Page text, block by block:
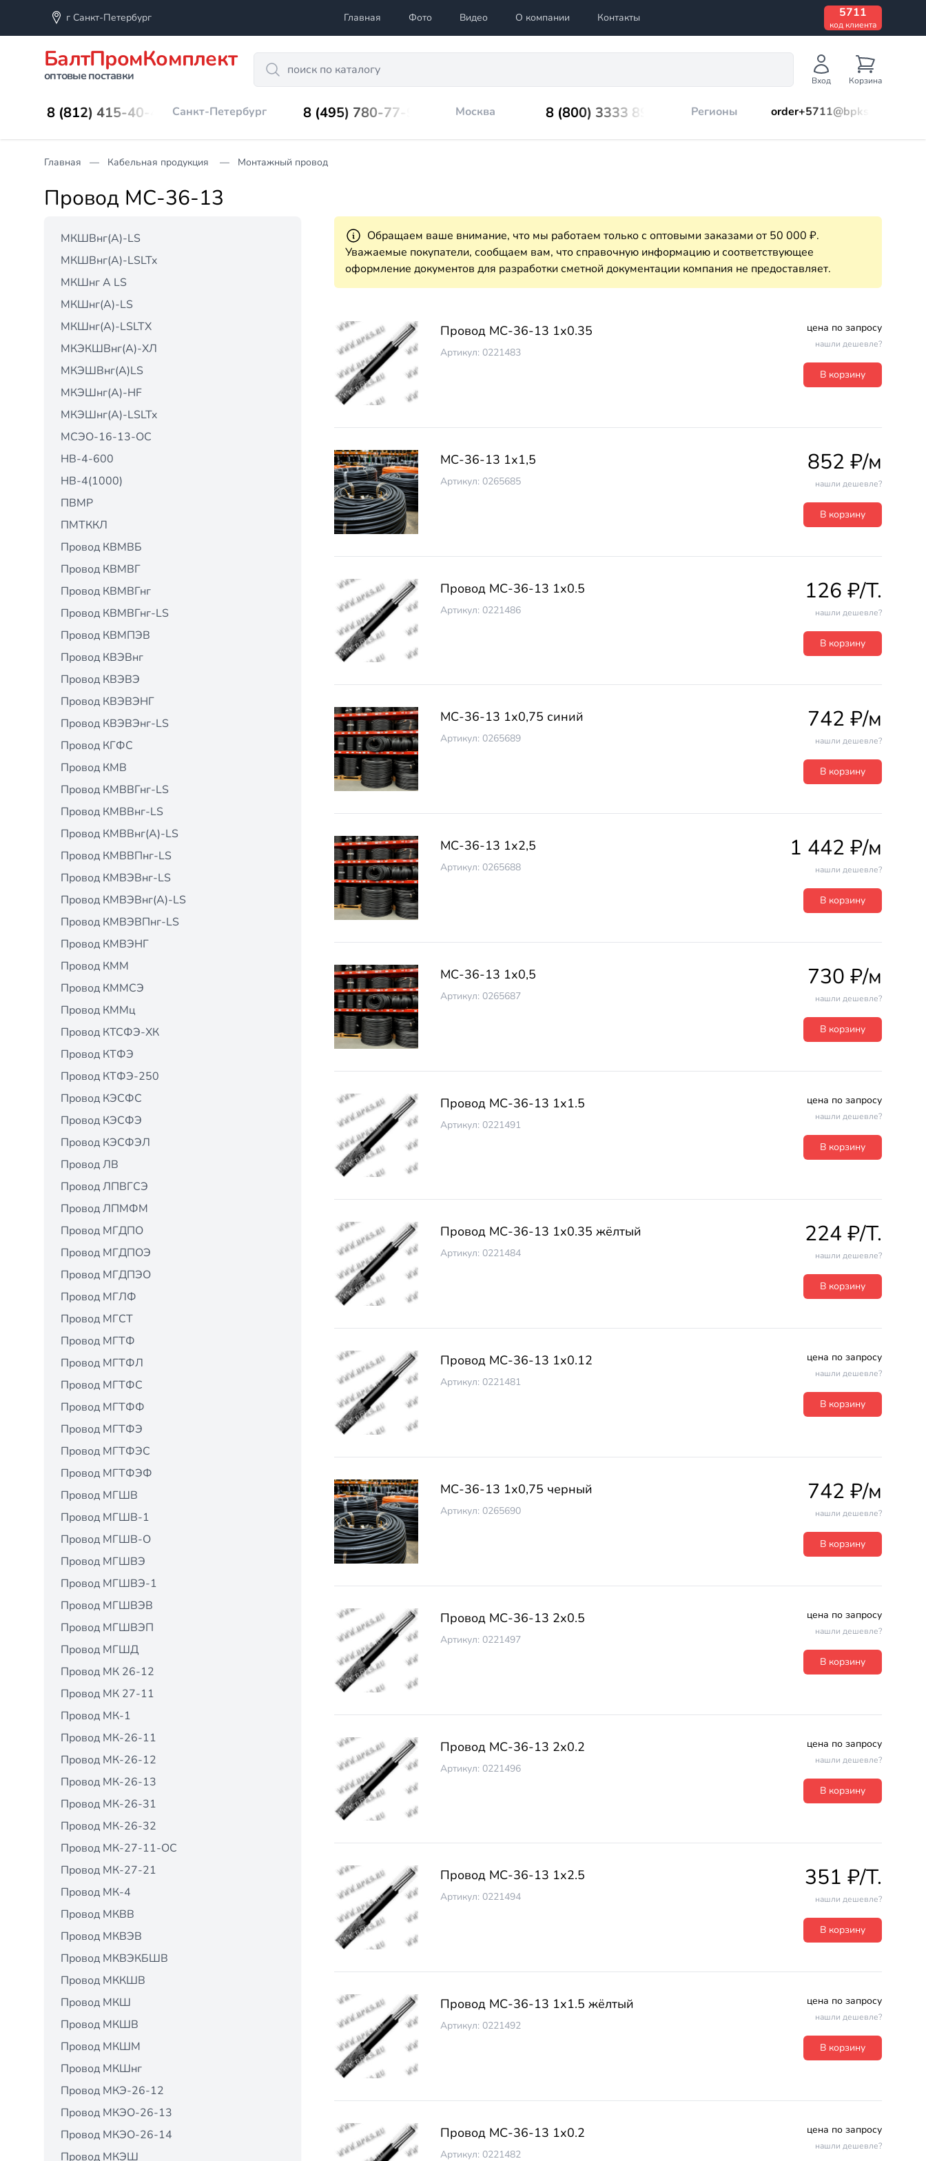
г Санкт-Петербург Главная Фото Видео О компании Контакты 5711
код клиента
БалтПромКомплект
оптовые поставки
Search
Вход Корзина
8 (812) 415-40-45 Санкт-Петербург 8 (495) 780-77-98 Москва 8 (800) 3333 899 Регионы order+5711@bpks.ru
Главная Кабельная продукция Монтажный провод
Провод МС-36-13
МКШВнг(А)-LS
МКШВнг(А)-LSLTx
МКШнг А LS
МКШнг(А)-LS
МКШнг(А)-LSLTX
МКЭКШВнг(А)-ХЛ
МКЭШВнг(А)LS
МКЭШнг(А)-HF
МКЭШнг(А)-LSLTx
МСЭО-16-13-ОС
НВ-4-600
НВ-4(1000)
ПВМР
ПМТККЛ
Провод КВМВБ
Провод КВМВГ
Провод КВМВГнг
Провод КВМВГнг-LS
Провод КВМПЭВ
Провод КВЭВнг
Провод КВЭВЭ
Провод КВЭВЭНГ
Провод КВЭВЭнг-LS
Провод КГФС
Провод КМВ
Провод КМВВГнг-LS
Провод КМВВнг-LS
Провод КМВВнг(А)-LS
Провод КМВВПнг-LS
Провод КМВЭВнг-LS
Провод КМВЭВнг(А)-LS
Провод КМВЭВПнг-LS
Провод КМВЭНГ
Провод КММ
Провод КММСЭ
Провод КММц
Провод КТСФЭ-ХК
Провод КТФЭ
Провод КТФЭ-250
Провод КЭСФС
Провод КЭСФЭ
Провод КЭСФЭЛ
Провод ЛВ
Провод ЛПВГСЭ
Провод ЛПМФМ
Провод МГДПО
Провод МГДПОЭ
Провод МГДПЭО
Провод МГЛФ
Провод МГСТ
Провод МГТФ
Провод МГТФЛ
Провод МГТФС
Провод МГТФФ
Провод МГТФЭ
Провод МГТФЭС
Провод МГТФЭФ
Провод МГШВ
Провод МГШВ-1
Провод МГШВ-О
Провод МГШВЭ
Провод МГШВЭ-1
Провод МГШВЭВ
Провод МГШВЭП
Провод МГШД
Провод МК 26-12
Провод МК 27-11
Провод МК-1
Провод МК-26-11
Провод МК-26-12
Провод МК-26-13
Провод МК-26-31
Провод МК-26-32
Провод МК-27-11-ОС
Провод МК-27-21
Провод МК-4
Провод МКВВ
Провод МКВЭВ
Провод МКВЭКБШВ
Провод МККШВ
Провод МКШ
Провод МКШВ
Провод МКШМ
Провод МКШнг
Провод МКЭ-26-12
Провод МКЭО-26-13
Провод МКЭО-26-14
Провод МКЭШ
Обращаем ваше внимание, что мы работаем только с оптовыми заказами от 50 000 ₽.
Уважаемые покупатели, сообщаем вам, что справочную информацию и соответствующее
оформление документов для разработки сметной документации компания не предоставляет.
Провод МС-36-13 1х0.35
Артикул: 0221483
цена по запросу
нашли дешевле?
В корзину
МС-36-13 1х1,5
Артикул: 0265685
852 ₽/м
нашли дешевле?
В корзину
Провод МС-36-13 1х0.5
Артикул: 0221486
126 ₽/T.
нашли дешевле?
В корзину
МС-36-13 1х0,75 синий
Артикул: 0265689
742 ₽/м
нашли дешевле?
В корзину
МС-36-13 1х2,5
Артикул: 0265688
1 442 ₽/м
нашли дешевле?
В корзину
МС-36-13 1х0,5
Артикул: 0265687
730 ₽/м
нашли дешевле?
В корзину
Провод МС-36-13 1х1.5
Артикул: 0221491
цена по запросу
нашли дешевле?
В корзину
Провод МС-36-13 1х0.35 жёлтый
Артикул: 0221484
224 ₽/T.
нашли дешевле?
В корзину
Провод МС-36-13 1х0.12
Артикул: 0221481
цена по запросу
нашли дешевле?
В корзину
МС-36-13 1х0,75 черный
Артикул: 0265690
742 ₽/м
нашли дешевле?
В корзину
Провод МС-36-13 2х0.5
Артикул: 0221497
цена по запросу
нашли дешевле?
В корзину
Провод МС-36-13 2х0.2
Артикул: 0221496
цена по запросу
нашли дешевле?
В корзину
Провод МС-36-13 1х2.5
Артикул: 0221494
351 ₽/T.
нашли дешевле?
В корзину
Провод МС-36-13 1х1.5 жёлтый
Артикул: 0221492
цена по запросу
нашли дешевле?
В корзину
Провод МС-36-13 1х0.2
Артикул: 0221482
цена по запросу
нашли дешевле?